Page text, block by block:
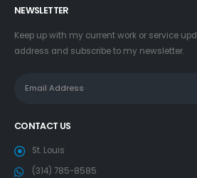
NEWSLETTER
Keep up with my current work or service
address and subscribe to my newsletter.
CONTACT US
St. Louis
(314) 785-8585